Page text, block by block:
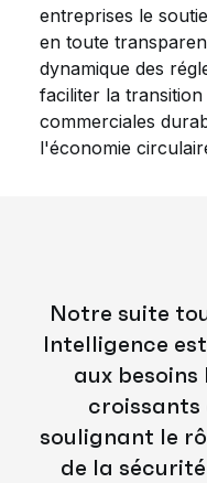
entreprises le
en toute
dynamique des
faciliter la
commerciales
l'économie
Notre suite
Intelligence
aux besoins
croissants
soulignant le
de la